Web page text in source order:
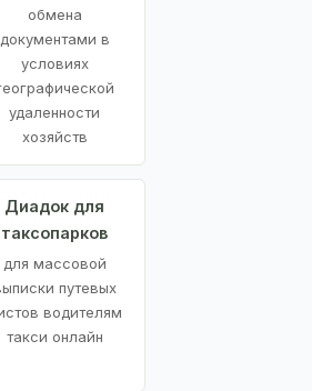
обмена
документами в
условиях
удаленности
хозяйств
Диадок для
таксопарков
для массовой
путевых
водителям
такси онлайн